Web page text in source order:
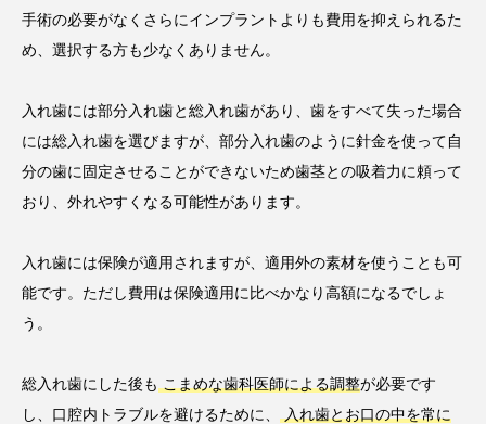
手術の必要がなくさらにインプラントよりも費用を抑えられるた
め、選択する方も少なくありません。
入れ歯には部分入れ歯と総入れ歯があり、歯をすべて失った場合
には総入れ歯を選びますが、部分入れ歯のように針金を使って自
分の歯に固定させることができないため歯茎との吸着力に頼って
おり、外れやすくなる可能性があります。
入れ歯には保険が適用されますが、適用外の素材を使うことも可
能です。ただし費用は保険適用に比べかなり高額になるでしょ
う。
総入れ歯にした後も こまめな歯科医師による調整が必要です
し、口腔内トラブルを避けるために、
入れ歯とお口の中を常に